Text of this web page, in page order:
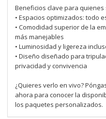
Beneficios clave para
• Espacios optimizados: todo
• Comodidad superior de la
más manejables
• Luminosidad y ligereza
• Diseño diseñado para
privacidad y convivencia
¿Quieres verlo en vivo?
ahora para conocer la
los paquetes personalizados.